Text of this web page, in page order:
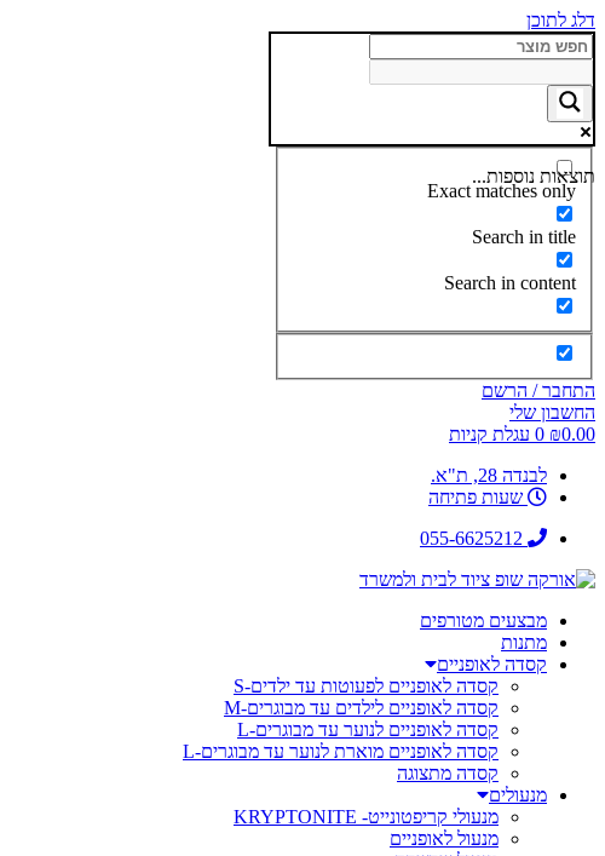
דלג לתוכן
תוצאות נוספות...
Exact matches only
Search in title
Search in content
התחבר / הרשם
החשבון שלי
₪0.00
0 עגלת קניות
לבנדה 28, ת"א.
שעות פתיחה
055-6625212
מבצעים מטורפים
מתנות
קסדה לאופניים
קסדה לאופניים לפעוטות עד ילדים-S
קסדה לאופניים לילדים עד מבוגרים-M
קסדה לאופניים לנוער עד מבוגרים-L
קסדה לאופניים מוארת לנוער עד מבוגרים-L
קסדה מתצוגה
מנעולים
מנעולי קריפטונייט- KRYPTONITE
מנעול לאופניים